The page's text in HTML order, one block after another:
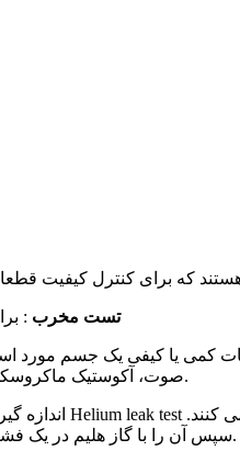
تست مخرب :
یا کیفی یک جسم مورد
صوت، آکوستیک ماکروسکوپی، اندازه گیری مغناطیسی، انعکاس( شبیه انتشار صوت)، تداخل یابی لیزری، تست نشت یابی.
سپس آن را با گاز هلیم در یک فشار مشخص پر کرده و نهایتا با استفاده از آشکارسازهای گاز هلیم محل های نشتی را پیدا می کنند.